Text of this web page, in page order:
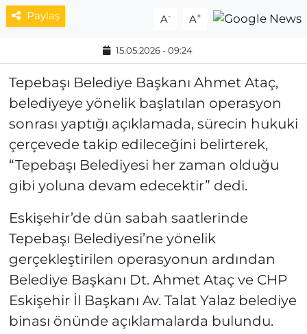
Paylaş A- A+
15.05.2026 - 09:24
Tepebaşı Belediye Başkanı Ahmet Ataç,
belediyeye yönelik başlatılan operasyon
sonrası yaptığı açıklamada, sürecin hukuki
çerçevede takip edileceğini belirterek,
“Tepebaşı Belediyesi her zaman olduğu
gibi yoluna devam edecektir” dedi.
Eskişehir’de dün sabah saatlerinde
Tepebaşı Belediyesi’ne yönelik
gerçekleştirilen operasyonun ardından
Belediye Başkanı Dt. Ahmet Ataç ve CHP
Eskişehir İl Başkanı Av. Talat Yalaz belediye
binası önünde açıklamalarda bulundu.